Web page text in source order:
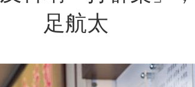
足航太